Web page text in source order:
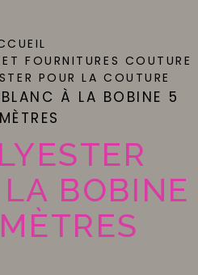
FOURNITURES COUTURE
POUR LA COUTURE
BLANC À LA BOBINE 5
BOBINE